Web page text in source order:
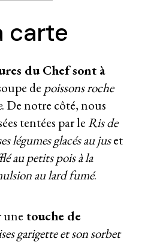
carte
du Chef sont à
de poissons roche
. De notre côté, nous
tentées par leRis de
légumes glacés au juset
au petits pois à la
au lard fumé.
une touche de
garigette et son sorbet